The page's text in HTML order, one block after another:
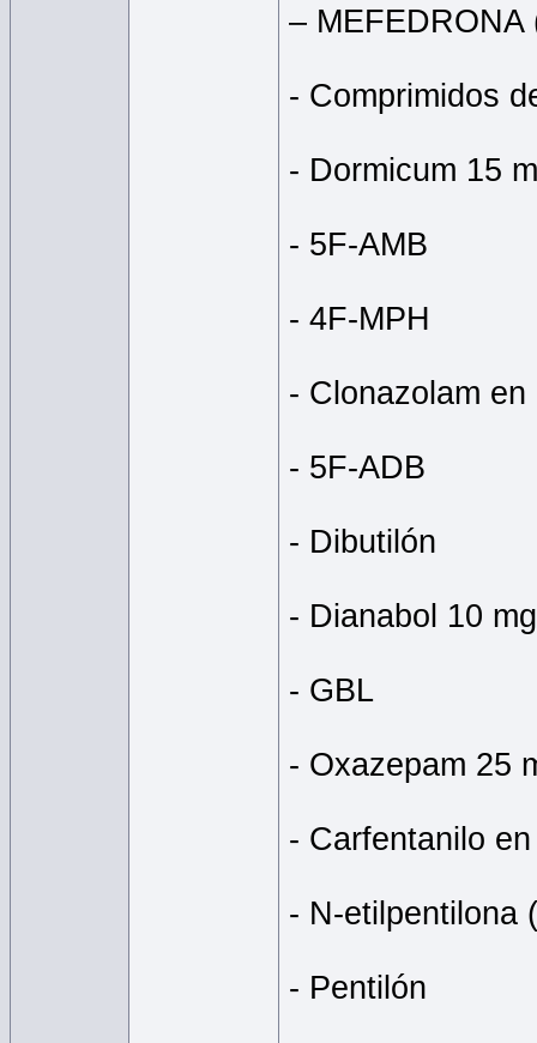
– MEFEDRONA
- Comprimidos
- Dormicum 15
- 5F-AMB
- 4F-MPH
- Clonazolam en
- 5F-ADB
- Dibutilón
- Dianabol 10 mg
- GBL
- Oxazepam 25
- Carfentanilo
- N-etilpentilona
- Pentilón